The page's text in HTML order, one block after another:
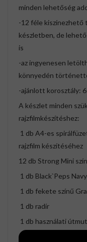
minden lehetőség
-12 féle kiszínezhető
készletben, de
is
-az ingyenesen
könnyedén
-ajánlott korosztály:
A készlet minden
rajzfilmkészítéshez:
1 db A4-es
rajzfilm készítéséhez
12 db Strong Mini
1 db Black`Peps
1 db fekete színű
1 db radír
1 db használati